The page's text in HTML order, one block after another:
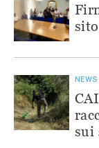
NEWS
sui